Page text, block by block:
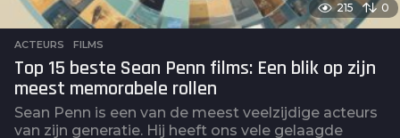
215 0
ACTEURS ,FILMS
Top 15 beste Sean Penn films: Een blik op zijn
meest memorabele rollen
Sean Penn is een van de meest veelzijdige acteurs
van zijn generatie. Hij heeft ons vele gelaagde